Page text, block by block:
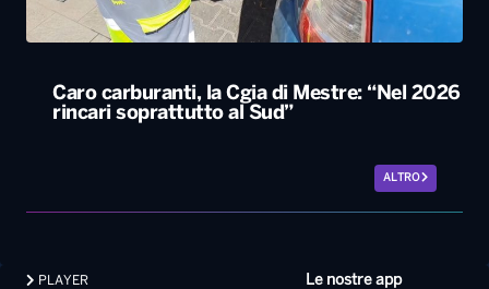
Caro carburanti, la Cgia di Mestre: “Nel 2026
rincari soprattutto al Sud”
ALTRO
Le nostre app
PLAYER